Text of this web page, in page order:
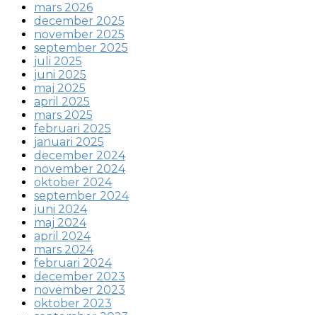
mars 2026
december 2025
november 2025
september 2025
juli 2025
juni 2025
maj 2025
april 2025
mars 2025
februari 2025
januari 2025
december 2024
november 2024
oktober 2024
september 2024
juni 2024
maj 2024
april 2024
mars 2024
februari 2024
december 2023
november 2023
oktober 2023